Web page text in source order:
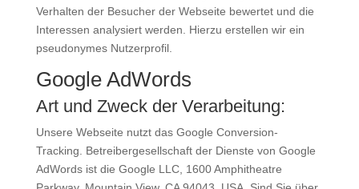
Verhalten der Besucher der Webseite bewertet und die
Interessen analysiert werden. Hierzu erstellen wir ein
pseudonymes Nutzerprofil.
Google AdWords
Art und Zweck der Verarbeitung:
Unsere Webseite nutzt das Google Conversion-
Tracking. Betreibergesellschaft der Dienste von Google
AdWords ist die Google LLC, 1600 Amphitheatre